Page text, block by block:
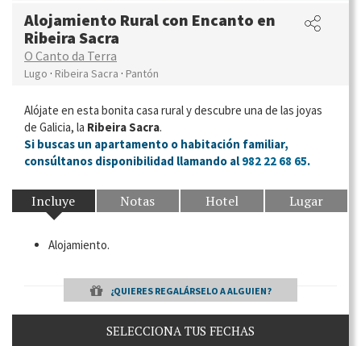
Alojamiento Rural con Encanto en
Ribeira Sacra
O Canto da Terra
Lugo · Ribeira Sacra · Pantón
Alójate en esta bonita casa rural y descubre una de las joyas
de Galicia, la Ribeira Sacra.
Si buscas un apartamento o habitación familiar,
consúltanos disponibilidad llamando al 982 22 68 65.
Incluye Notas Hotel Lugar
Alojamiento.
¿QUIERES REGALÁRSELO A ALGUIEN?
SELECCIONA TUS FECHAS